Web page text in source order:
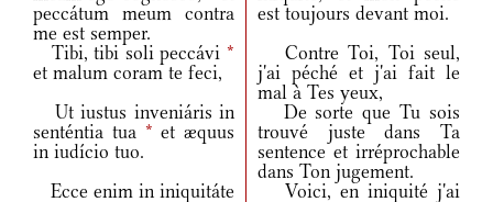
peccátum meum contra
me est semper.
est toujours devant moi.
Tibi, tibi soli peccávi *
et malum coram te feci,
Contre Toi, Toi seul,
j'ai péché et j'ai fait le
mal à Tes yeux,
Ut iustus inveniáris in
senténtia tua * et æquus
in iudício tuo.
De sorte que Tu sois
trouvé juste dans Ta
sentence et irréprochable
dans Ton jugement.
Ecce enim in iniquitáte
Voici, en iniquité j'ai